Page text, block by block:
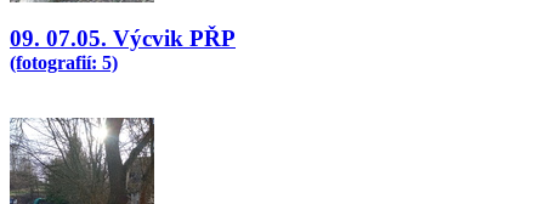
09. 07.05. Výcvik PŘP
(fotografií: 5)